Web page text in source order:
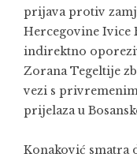
prijava protiv
Hercegovine Ivice
indirektno
Zorana Tegeltije
vezi s
prijelaza u
Konaković smatra